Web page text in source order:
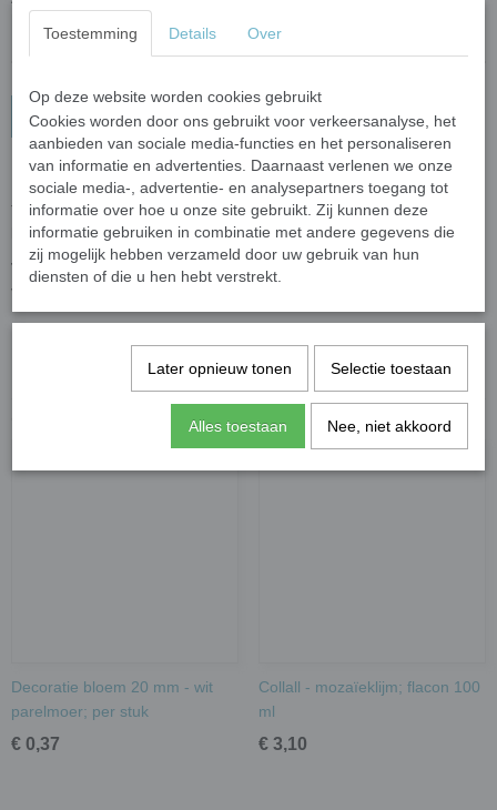
In winkelwagen
Materiaal: kunsthars (resin)
Te gebruiken om sieraden te maken of verwerk ze in een mozaiek
kunstwerkstuk.
Tip: plak het bloemetje na het voegen van uw werkstuk om te
voorkomen dat er voegmiddel tussen de blaadjes komt.
Specificaties
Decoratie bloem 20 mm - wit
parelmoer; per stuk
€ 0,37
Collall - mozaïeklijm; flacon 100
ml
€ 3,10
Toestemming Details Over
Op deze website worden cookies gebruikt
Cookies worden door ons gebruikt voor verkeersanalyse, het
aanbieden van sociale media-functies en het personaliseren
van informatie en advertenties. Daarnaast verlenen we onze
sociale media-, advertentie- en analysepartners toegang tot
informatie over hoe u onze site gebruikt. Zij kunnen deze
informatie gebruiken in combinatie met andere gegevens die
zij mogelijk hebben verzameld door uw gebruik van hun
diensten of die u hen hebt verstrekt.
Later opnieuw tonen Selectie toestaan
Alles toestaan Nee, niet akkoord